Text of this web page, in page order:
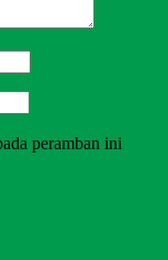
peramban ini